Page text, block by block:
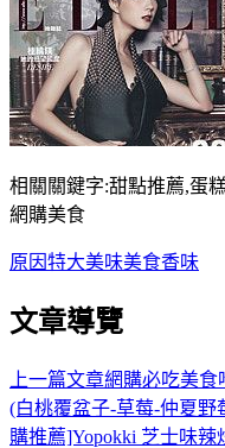
相關關鍵字:甜點推薦,蛋
網購美食
原因特大美味美食香味
文章導覽
上一篇文章網購必吃美食
(白桃覆盆子-草莓-仲夏野
購推薦]Yopokki 芝士味辣